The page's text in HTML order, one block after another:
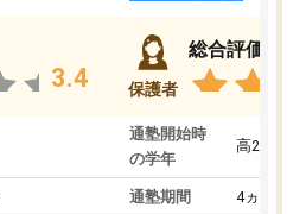
3.4 保護者
総合評価
通塾開始時
の学年
高2
通塾期間 4ヵ月～1